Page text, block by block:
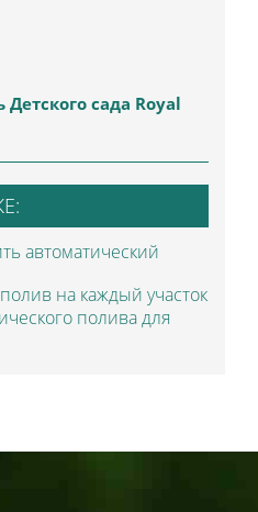
сада Royal
автоматический
на каждый участок
полива для